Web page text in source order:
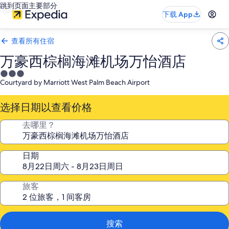
跳到页面主要部分
下载 App
查看所有住宿
万豪西棕榈海滩机场万怡酒店
3.0
星
住
宿
Courtyard by Marriott West Palm Beach Airport
选择日期以查看价格
去哪里？
日期
旅客
搜索